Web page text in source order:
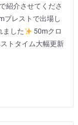
紹介させてくださ
レストで出場し
ました
50mクロ
トタイム大幅更新